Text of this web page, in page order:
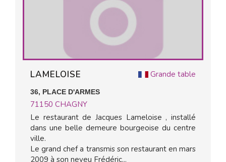
Grande table
LAMELOISE
36, PLACE D'ARMES
71150 CHAGNY
Le restaurant de Jacques Lameloise , installé
dans une belle demeure bourgeoise du centre
ville.
Le grand chef a transmis son restaurant en mars
2009 à son neveu Frédéric...